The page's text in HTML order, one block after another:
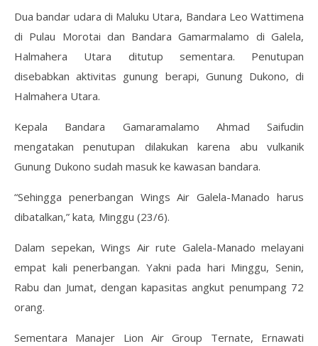
Dua bandar udara di Maluku Utara, Bandara Leo Wattimena
di Pulau Morotai dan Bandara Gamarmalamo di Galela,
Halmahera Utara ditutup sementara. Penutupan
disebabkan aktivitas gunung berapi, Gunung Dukono, di
Halmahera Utara.
Kepala Bandara Gamaramalamo Ahmad Saifudin
mengatakan penutupan dilakukan karena abu vulkanik
Gunung Dukono sudah masuk ke kawasan bandara.
“Sehingga penerbangan Wings Air Galela-Manado harus
dibatalkan,” kata, Minggu (23/6).
Dalam sepekan, Wings Air rute Galela-Manado melayani
empat kali penerbangan. Yakni pada hari Minggu, Senin,
Rabu dan Jumat, dengan kapasitas angkut penumpang 72
orang.
Sementara Manajer Lion Air Group Ternate, Ernawati